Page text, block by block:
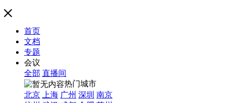
首页
文档
专题
会议
全部 直播间
热门城市
北京
上海 广州 深圳 南京